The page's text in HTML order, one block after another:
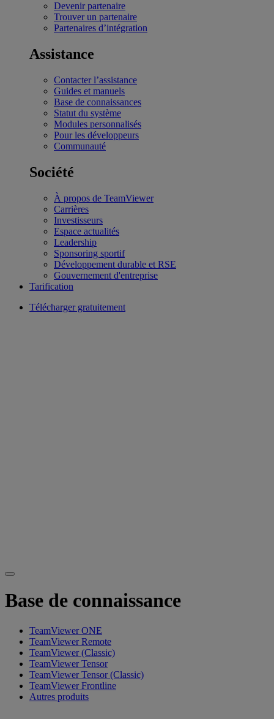
Devenir partenaire
Trouver un partenaire
Partenaires d’intégration
Assistance
Contacter l’assistance
Guides et manuels
Base de connaissances
Statut du système
Modules personnalisés
Pour les développeurs
Communauté
Société
À propos de TeamViewer
Carrières
Investisseurs
Espace actualités
Leadership
Sponsoring sportif
Développement durable et RSE
Gouvernement d'entreprise
Tarification
Télécharger gratuitement
Base de connaissance
TeamViewer ONE
TeamViewer Remote
TeamViewer (Classic)
TeamViewer Tensor
TeamViewer Tensor (Classic)
TeamViewer Frontline
Autres produits